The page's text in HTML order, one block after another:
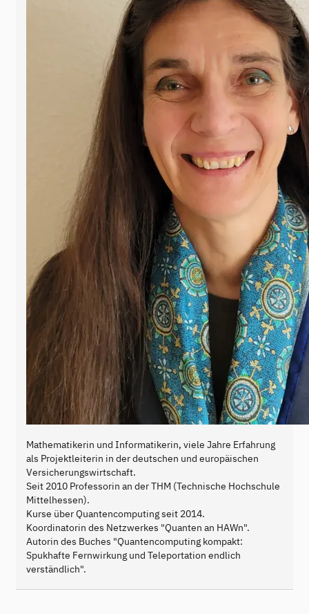
Mathematikerin und Informatikerin, viele Jahre Erfahrung
als Projektleiterin in der deutschen und europäischen
Versicherungswirtschaft.
Seit 2010 Professorin an der THM (Technische Hochschule
Mittelhessen).
Kurse über Quantencomputing seit 2014.
Koordinatorin des Netzwerkes "Quanten an HAWn".
Autorin des Buches "Quantencomputing kompakt:
Spukhafte Fernwirkung und Teleportation endlich
verständlich".